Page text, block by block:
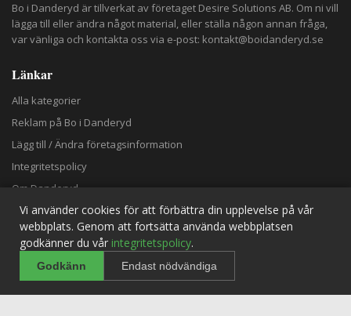
Bo i Danderyd är tillverkat av företaget Desire Solutions AB. Om ni vill
lägga till eller ändra något material, eller ställa någon annan fråga,
var vänliga och kontakta oss via e-post: kontakt@boidanderyd.se
Länkar
Alla kategorier
Reklam på Bo i Danderyd
Lägg till / Ändra företagsinformation
Integritetspolicy
Om Danderyd
Rekommenderas Även
Rinkebyskogen utvidgas – nytt område skyddas som n...
oktober 15, 2025
Vi använder cookies för att förbättra din upplevelse på vår
webbplats. Genom att fortsätta använda webbplatsen
godkänner du vår integritetspolicy.
Godkänn Endast nödvändiga